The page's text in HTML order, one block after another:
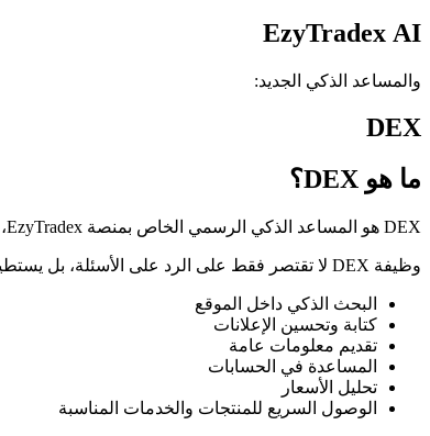
EzyTradex AI
والمساعد الذكي الجديد:
DEX
ما هو DEX؟
DEX هو المساعد الذكي الرسمي الخاص بمنصة EzyTradex، وتم تطويره ليكون جزءًا أساسيًا من تجربة المستخدم داخل الموقع.
وظيفة DEX لا تقتصر فقط على الرد على الأسئلة، بل يستطيع فهم ما يريده المستخدم ومساعدته في:
البحث الذكي داخل الموقع
كتابة وتحسين الإعلانات
تقديم معلومات عامة
المساعدة في الحسابات
تحليل الأسعار
الوصول السريع للمنتجات والخدمات المناسبة